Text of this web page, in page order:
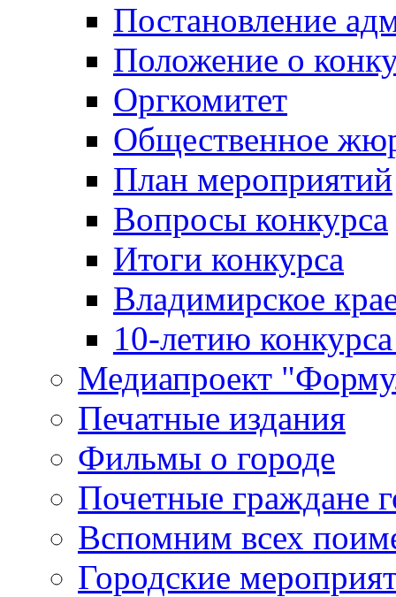
Постановление
Положение о
Оргкомитет
Общественное
План мероприятий
Вопросы конкурса
Итоги конкурса
Владимирское
10-летию
Медиапроект
Печатные издания
Фильмы о городе
Почетные граждане
Вспомним всех
Городские